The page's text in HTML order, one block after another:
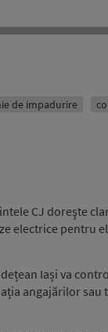
de impadurire
CJ doreşte
electrice pentru
Iași va
angajărilor sau